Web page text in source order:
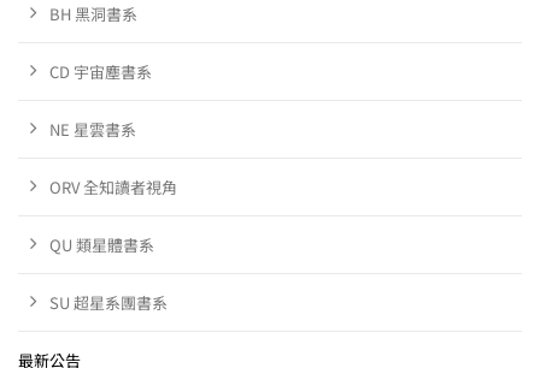
BH 黑洞書系
CD 宇宙塵書系
NE 星雲書系
ORV 全知讀者視角
QU 類星體書系
SU 超星系團書系
最新公告